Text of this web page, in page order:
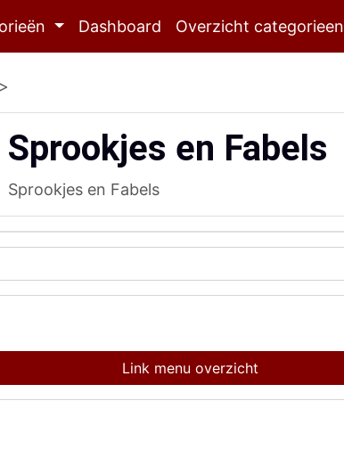
Dashboard Overzicht categorieen
>
Sprookjes en Fabels
Sprookjes en Fabels
Link menu overzicht